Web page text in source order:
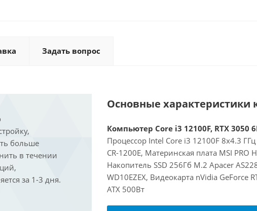
Задать вопрос
больше
в течении
за 1-3 дня.
Основные характеристики
Компьютер Core i3 12100F, RTX 3050
Процессор Intel Core i3 12100F 8x4.3
CR-1200E, Материнская плата MSI
Накопитель SSD 256Гб M.2 Apacer
WD10EZEX, Видеокарта nVidia GeForce
ATX 500Вт